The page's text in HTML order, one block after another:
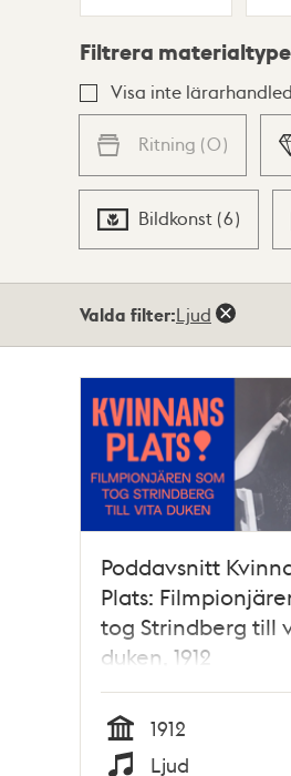
Lista Karta
Filtrera
Visa inte
Ritning (0)
Bildkonst (6)
Valda filter:Ljud
Poddavsnitt
Plats:
tog Strindberg till
duken, 1912
Tid
1912
Ljud